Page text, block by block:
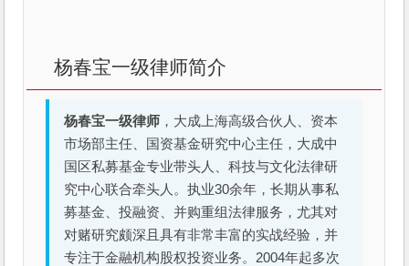
杨春宝一级律师简介
杨春宝一级律师 ，大成上海高级合伙人、资本
市场部主任、国资基金研究中心主任，大成中
国区私募基金专业带头人、科技与文化法律研
究中心联合牵头人。执业30余年，长期从事私
募基金、投融资、并购重组法律服务，尤其对
对赌研究颇深且具有非常丰富的实战经验，并
专注于金融机构股权投资业务。2004年起多次